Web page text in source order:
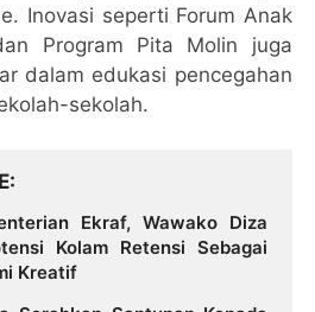
Inovasi seperti Forum Anak
Program Pita Molin juga
dalam edukasi pencegahan
sekolah.
Ekraf, Wawako Diza
Kolam Retensi Sebagai
Kreatif